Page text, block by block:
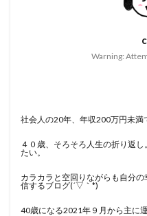
Warning:
社会人の20年、年収200万円未満
４０歳、そろそろ人生の折り返
たい。
カラカラと空回りながらも自分
信するブログ(´▽｀*)
40歳になる2021年９月から主に